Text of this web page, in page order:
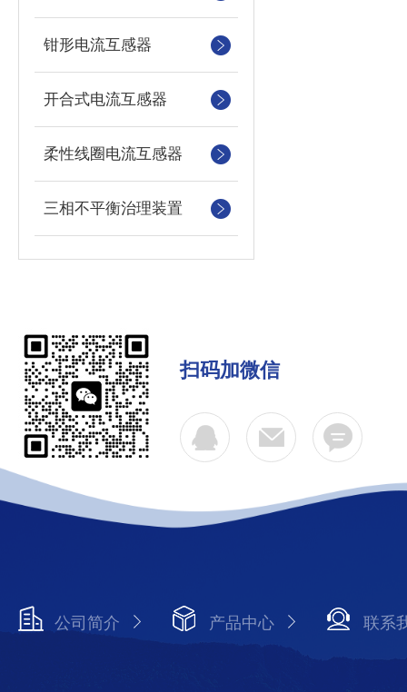
钳形电流互感器
开合式电流互感器
柔性线圈电流互感器
三相不平衡治理装置
扫码加微信
公司简介 产品中心 联系